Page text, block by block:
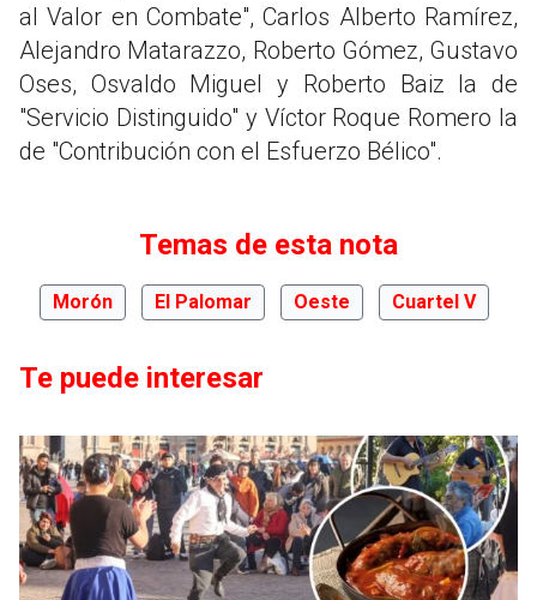
al Valor en Combate", Carlos Alberto Ramírez,
Alejandro Matarazzo, Roberto Gómez, Gustavo
Oses, Osvaldo Miguel y Roberto Baiz la de
"Servicio Distinguido" y Víctor Roque Romero la
de "Contribución con el Esfuerzo Bélico".
Temas de esta nota
Morón El Palomar Oeste Cuartel V
Te puede interesar